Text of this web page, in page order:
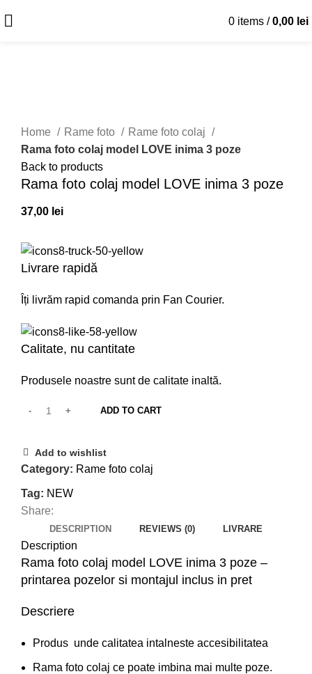
0 items / 0,00 lei
Home
Rame foto
Rame foto colaj
Rama foto colaj model LOVE inima 3 poze
Back to products
Rama foto colaj model LOVE inima 3 poze
37,00 lei
Livrare rapidă
Îți livrăm rapid comanda prin Fan Courier.
Calitate, nu cantitate
Produsele noastre sunt de calitate inaltă.
ADD TO CART
Add to wishlist
Category: Rame foto colaj
Tag: NEW
Share:
DESCRIPTION REVIEWS (0) LIVRARE
Description
Rama foto colaj model LOVE inima 3 poze –
printarea pozelor si montajul inclus in pret
Descriere
Produs unde calitatea intalneste accesibilitatea
Rama foto colaj ce poate imbina mai multe poze.